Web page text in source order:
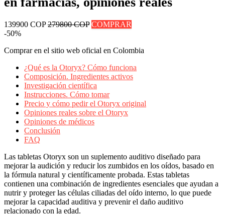
139900 COP 279800 COP COMPRAR
-50%
Comprar en el sitio web oficial en Colombia
¿Qué es la Otoryx? Cómo funciona
Composición. Ingredientes activos
Investigación científica
Instrucciones. Cómo tomar
Precio y cómo pedir el Otoryx original
Opiniones reales sobre el Otoryx
Opiniones de médicos
Conclusión
FAQ
Las tabletas Otoryx son un suplemento auditivo diseñado para
mejorar la audición y reducir los zumbidos en los oídos, basado en
la fórmula natural y científicamente probada. Estas tabletas
contienen una combinación de ingredientes esenciales que ayudan a
nutrir y proteger las células ciliadas del oído interno, lo que puede
mejorar la capacidad auditiva y prevenir el daño auditivo
relacionado con la edad.